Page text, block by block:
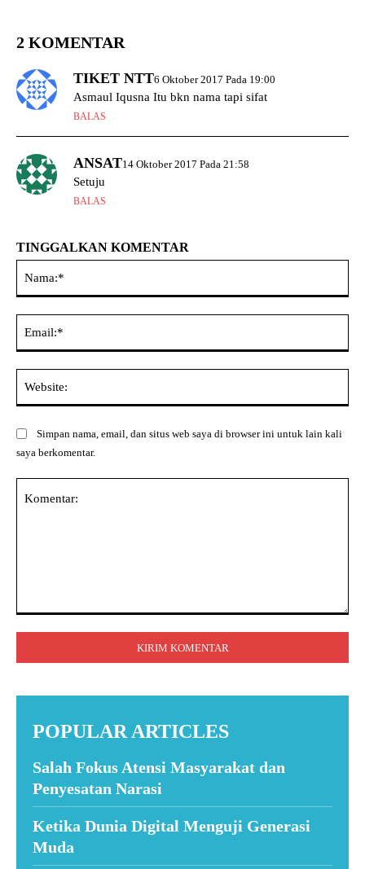
2 KOMENTAR
TIKET NTT6 Oktober 2017 Pada 19:00
Asmaul Iqusna Itu bkn nama tapi sifat
BALAS
ANSAT14 Oktober 2017 Pada 21:58
Setuju
BALAS
TINGGALKAN KOMENTAR
Simpan nama, email, dan situs web saya di browser ini untuk lain kali
saya berkomentar.
POPULAR ARTICLES
Salah Fokus Atensi Masyarakat dan
Penyesatan Narasi
Ketika Dunia Digital Menguji Generasi
Muda